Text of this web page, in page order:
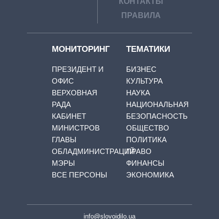
ПРАВИЛА
МОНИТОРИНГ
ПРЕЗИДЕНТ И
ОФИС
ВЕРХОВНАЯ
РАДА
КАБИНЕТ
МИНИСТРОВ
ГЛАВЫ
ОБЛАДМИНИСТРАЦИЙ
МЭРЫ
ВСЕ ПЕРСОНЫ
ТЕМАТИКИ
БИЗНЕС
КУЛЬТУРА
НАУКА
НАЦИОНАЛЬНАЯ
БЕЗОПАСНОСТЬ
ОБЩЕСТВО
ПОЛИТИКА
ПРАВО
ФИНАНСЫ
ЭКОНОМИКА
info@slovoidilo.ua